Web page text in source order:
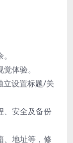
体验。
立设置标题/关
、安全及备份
、地址等，修